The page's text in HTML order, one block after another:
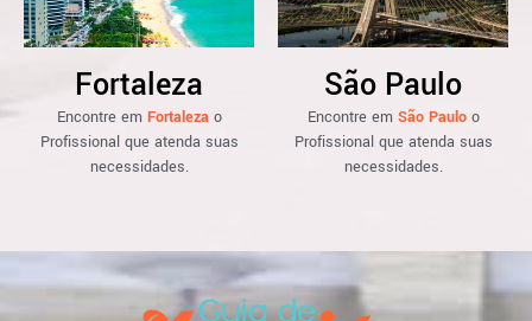
Fortaleza
Encontre em Fortalezao
Profissional que atenda suas
necessidades.
São Paulo
Encontre em São Pauloo
Profissional que atenda suas
necessidades.